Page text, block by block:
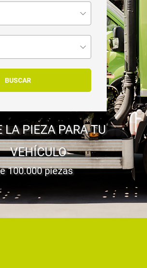
LA PIEZA PARA TU
VEHÍCULO
100.000 piezas